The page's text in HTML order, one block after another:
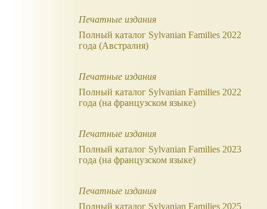
Печатные издания
Полный каталог Sylvanian Families 2022
года (Австралия)
Печатные издания
Полный каталог Sylvanian Families 2022
года (на французском языке)
Печатные издания
Полный каталог Sylvanian Families 2023
года (на французском языке)
Печатные издания
Полный каталог Sylvanian Families 2025